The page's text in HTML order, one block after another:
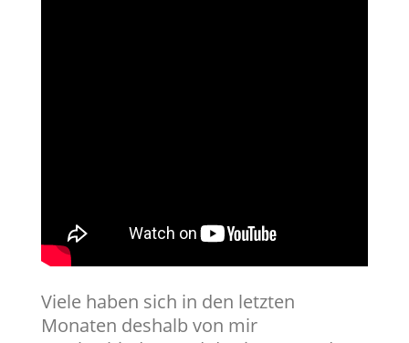
Viele haben sich in den letzten
Monaten deshalb von mir